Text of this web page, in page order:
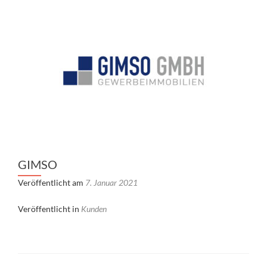
GIMSO
Veröffentlicht am 7. Januar 2021
Veröffentlicht in Kunden